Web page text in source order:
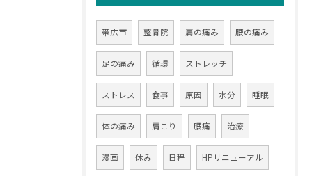
帯広市 整骨院 肩の痛み 腰の痛み
足の痛み 循環 ストレッチ
ストレス 食事 原因 水分 睡眠
体の痛み 肩こり 腰痛 治療
漫画 休み 日程 HPリニューアル